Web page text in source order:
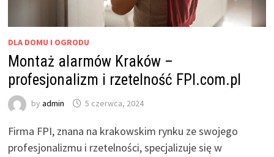
DLA DOMU I OGRODU
Montaż alarmów Kraków –
profesjonalizm i rzetelność FPI.com.pl
by admin 5 czerwca, 2024
Firma FPI, znana na krakowskim rynku ze swojego
profesjonalizmu i rzetelności, specjalizuje się w